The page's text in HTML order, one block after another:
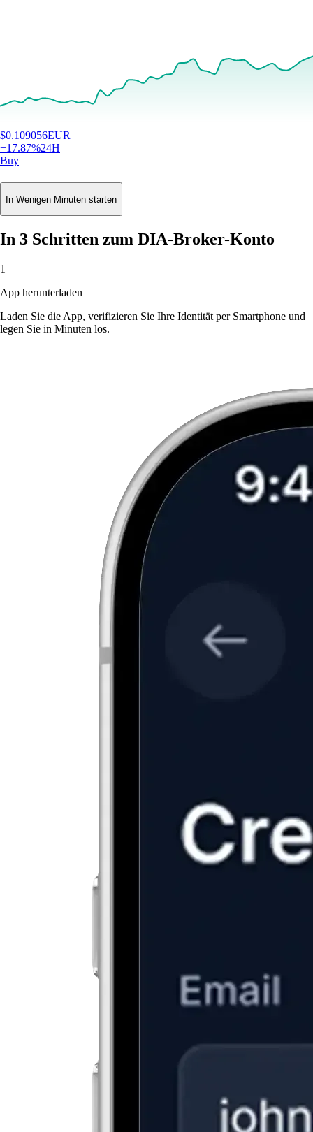
$0.109056EUR
+17.87%24H
Buy
In Wenigen Minuten starten
In 3 Schritten zum DIA-Broker-Konto
1
App herunterladen
Laden Sie die App, verifizieren Sie Ihre Identität per Smartphone und
legen Sie in Minuten los.